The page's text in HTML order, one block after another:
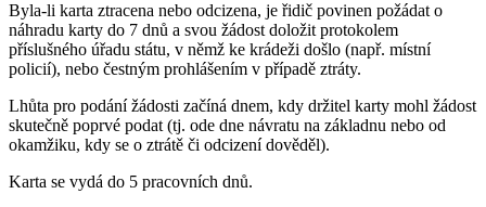
Byla-li karta ztracena nebo odcizena, je řidič povinen požádat o
náhradu karty do 7 dnů a svou žádost doložit protokolem
příslušného úřadu státu, v němž ke krádeži došlo (např. místní
policií), nebo čestným prohlášením v případě ztráty.
Lhůta pro podání žádosti začíná dnem, kdy držitel karty mohl žádost
skutečně poprvé podat (tj. ode dne návratu na základnu nebo od
okamžiku, kdy se o ztrátě či odcizení dověděl).
Karta se vydá do 5 pracovních dnů.